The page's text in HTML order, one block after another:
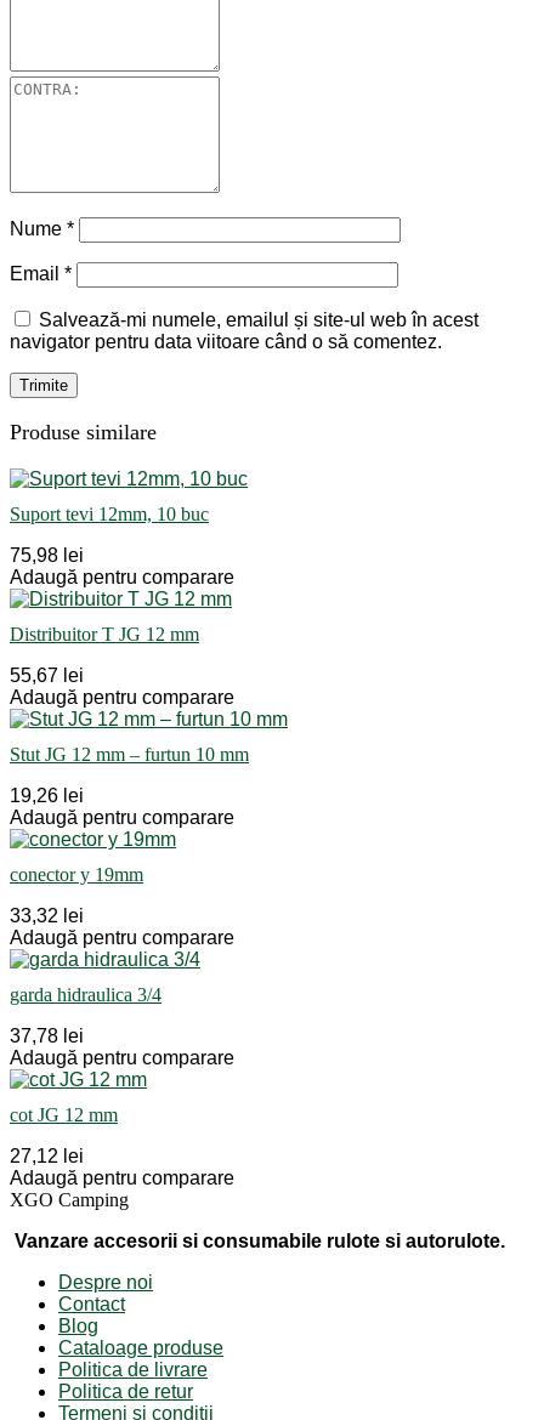
Nume *
Email *
Salvează-mi numele, emailul și site-ul web în acest
navigator pentru data viitoare când o să comentez.
Produse similare
Suport tevi 12mm, 10 buc
75,98 lei
Adaugă pentru comparare
Distribuitor T JG 12 mm
55,67 lei
Adaugă pentru comparare
Stut JG 12 mm – furtun 10 mm
19,26 lei
Adaugă pentru comparare
conector y 19mm
33,32 lei
Adaugă pentru comparare
garda hidraulica 3/4
37,78 lei
Adaugă pentru comparare
cot JG 12 mm
27,12 lei
Adaugă pentru comparare
XGO Camping
Vanzare accesorii si consumabile rulote si autorulote.
Despre noi
Contact
Blog
Cataloage produse
Politica de livrare
Politica de retur
Termeni și condiții